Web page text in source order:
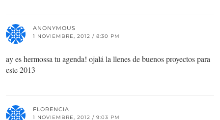
ANONYMOUS
1 NOVIEMBRE, 2012 / 8:30 PM
ay es hermossa tu agenda! ojalá la llenes de buenos proyectos para
este 2013
FLORENCIA
1 NOVIEMBRE, 2012 / 9:03 PM